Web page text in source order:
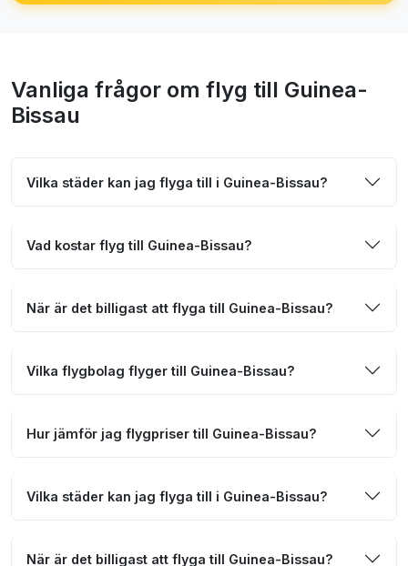
Vanliga frågor om flyg till Guinea-
Bissau
Vilka städer kan jag flyga till i Guinea-Bissau?
Vad kostar flyg till Guinea-Bissau?
När är det billigast att flyga till Guinea-Bissau?
Vilka flygbolag flyger till Guinea-Bissau?
Hur jämför jag flygpriser till Guinea-Bissau?
Vilka städer kan jag flyga till i Guinea-Bissau?
När är det billigast att flyga till Guinea-Bissau?